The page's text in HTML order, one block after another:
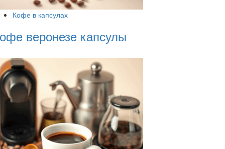
Кофе в капсулах
веронезе капсулы